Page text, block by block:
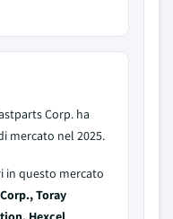
Corp. ha
mercato nel 2025.
in questo mercato
Toray